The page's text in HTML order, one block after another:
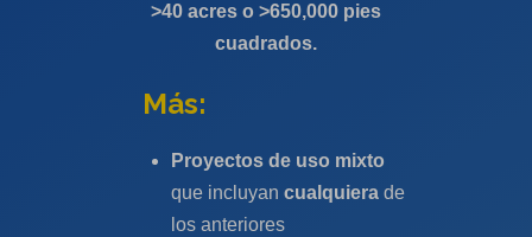
>40 acres o >650,000 pies
cuadrados.
Más:
Proyectos de uso mixto
que incluyan cualquiera de
los anteriores